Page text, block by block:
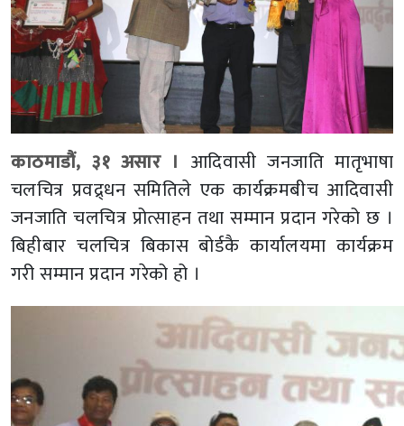
काठमाडौं, ३१ असार । आदिवासी जनजाति मातृभाषा
चलचित्र प्रवद्र्धन समितिले एक कार्यक्रमबीच आदिवासी
जनजाति चलचित्र प्रोत्साहन तथा सम्मान प्रदान गरेको छ ।
बिहीबार चलचित्र बिकास बोर्डकै कार्यालयमा कार्यक्रम
गरी सम्मान प्रदान गरेको हो ।